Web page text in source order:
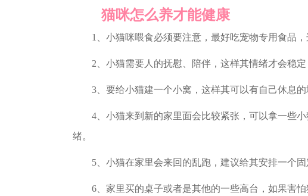
猫咪怎么养才能健康
1、小猫咪喂食必须要注意，最好吃宠物专用食品，
2、小猫需要人的抚慰、陪伴，这样其情绪才会稳定
3、要给小猫建一个小窝，这样其可以有自己休息的
4、小猫来到新的家里面会比较紧张，可以拿一些小
绪。
5、小猫在家里会来回的乱跑，建议给其安排一个固
6、家里买的桌子或者是其他的一些高台，如果害怕